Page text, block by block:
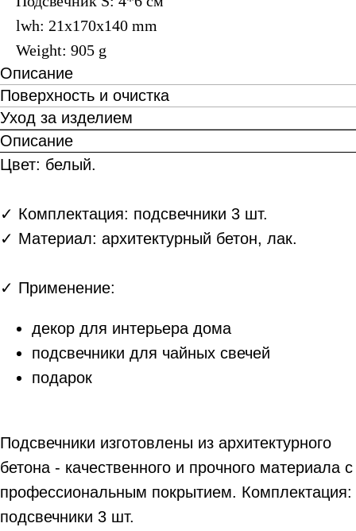
lwh: 21x170x140 mm
Weight: 905 g
Описание
Поверхность и очистка
Уход за изделием
Описание
Цвет: белый.
✓ Комплектация: подсвечники 3 шт.
✓ Материал: архитектурный бетон, лак.
✓ Применение:
декор для интерьера дома
подсвечники для чайных свечей
подарок
Подсвечники изготовлены из архитектурного
бетона - качественного и прочного материала с
профессиональным покрытием. Комплектация:
подсвечники 3 шт.